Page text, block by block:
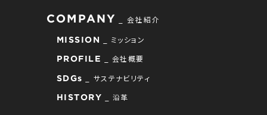
COMPANY 会社紹介
MISSION ミッション
PROFILE 会社概要
SDGs サステナビリティ
HISTORY 沿革